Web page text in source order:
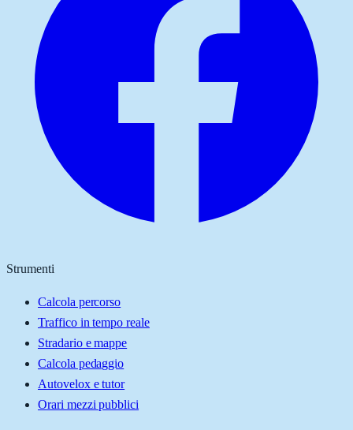
Strumenti
Calcola percorso
Traffico in tempo reale
Stradario e mappe
Calcola pedaggio
Autovelox e tutor
Orari mezzi pubblici